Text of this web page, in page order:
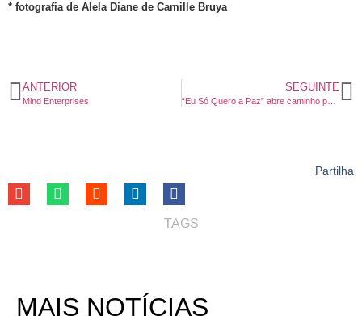
* fotografia de Alela Diane de Camille Bruya
ANTERIOR
Mind Enterprises
SEGUINTE
“Eu Só Quero a Paz” abre caminho para o álbum ‘Amor e Magia’ de Sarah Negra. Apresentação na Casa Capitão dia 18 de Junho.
Partilha
TAGS
MAIS NOTÍCIAS